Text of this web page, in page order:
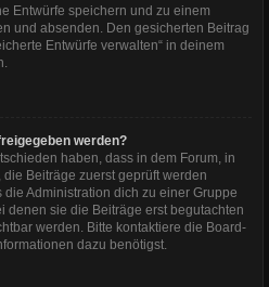
Entwürfe speichern und zu einem
und absenden. Den gesicherten Beitrag
Entwürfe verwalten“ in deinem
werden?
haben, dass in dem Forum, in
Beiträge zuerst geprüft werden
Administration dich zu einer Gruppe
denen sie die Beiträge erst begutachten
werden. Bitte kontaktiere die Board-
dazu benötigst.